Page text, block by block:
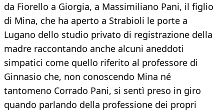
da Fiorello a Giorgia, a Massimiliano Pani, il figlio
di Mina, che ha aperto a Strabioli le porte a
Lugano dello studio privato di registrazione della
madre raccontando anche alcuni aneddoti
simpatici come quello riferito al professore di
Ginnasio che, non conoscendo Mina né
tantomeno Corrado Pani, si sentì preso in giro
quando parlando della professione dei propri